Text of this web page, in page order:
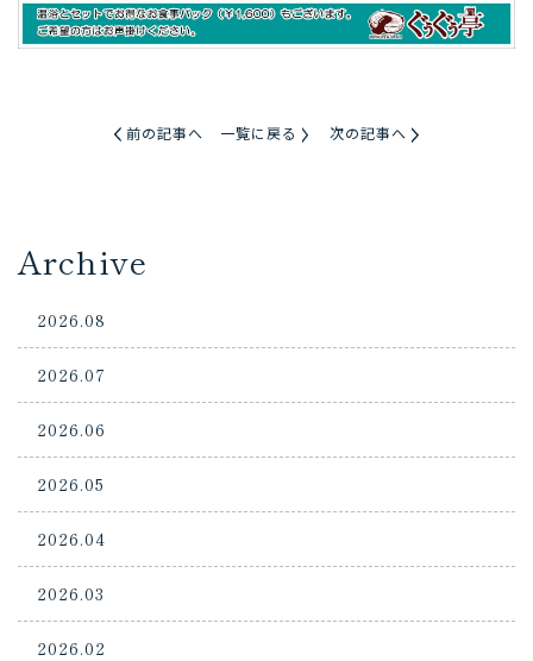
前の記事へ 一覧に戻る 次の記事へ
Archive
2026.08
2026.07
2026.06
2026.05
2026.04
2026.03
2026.02